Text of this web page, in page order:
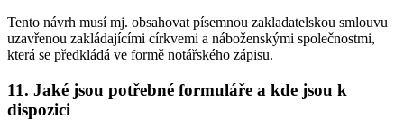
Tento návrh musí mj. obsahovat písemnou zakladatelskou smlouvu
uzavřenou zakládajícími církvemi a náboženskými společnostmi,
která se předkládá ve formě notářského zápisu.
11. Jaké jsou potřebné formuláře a kde jsou k
dispozici